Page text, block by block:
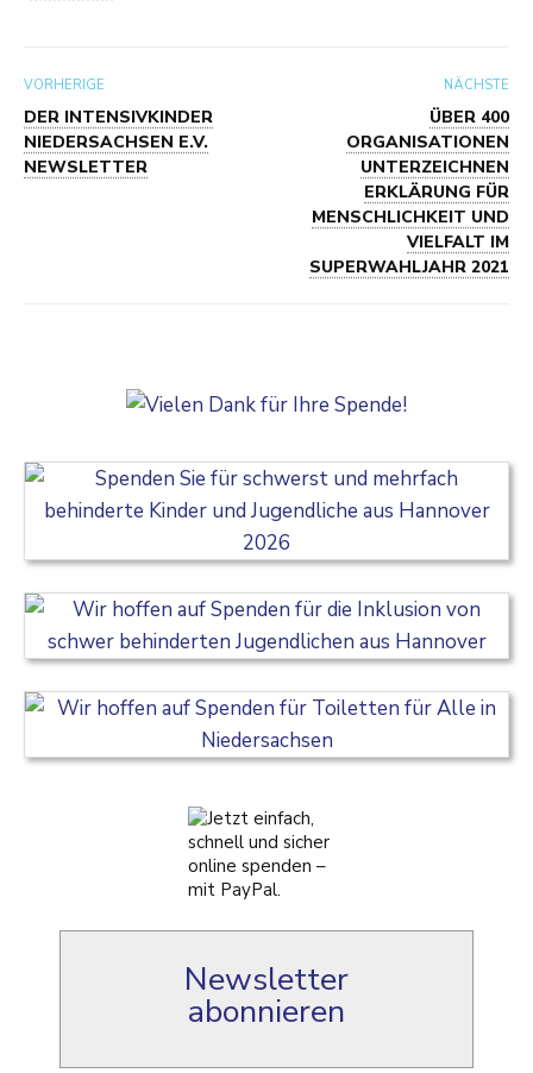
VORHERIGE
DER INTENSIVKINDER
NIEDERSACHSEN E.V.
NEWSLETTER
NÄCHSTE
ÜBER 400
ORGANISATIONEN
UNTERZEICHNEN
ERKLÄRUNG FÜR
MENSCHLICHKEIT UND
VIELFALT IM
SUPERWAHLJAHR 2021
Newsletter
abonnieren